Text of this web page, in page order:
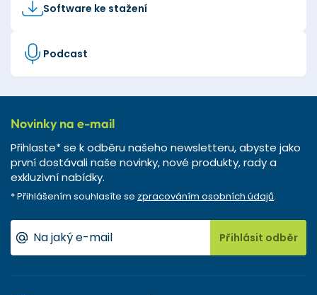
Software ke stažení
Podcast
Novinky na e-mail
Přihlaste* se k odběru našeho newsletteru, abyste jako
první dostávali naše novinky, nové produkty, rady a
exkluzivní nabídky.
* Přihlášením souhlasíte se zpracováním osobních údajů.
Přihlásit odběr